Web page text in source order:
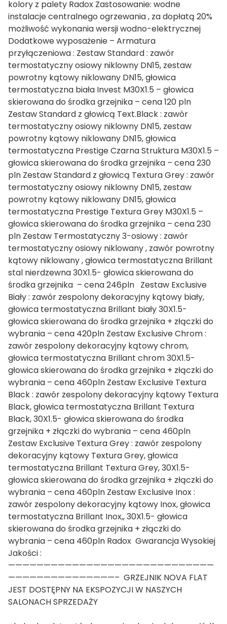
kolory z palety Radox Zastosowanie: wodne
instalacje centralnego ogrzewania , za dopłatą 20%
możliwość wykonania wersji wodno-elektrycznej
Dodatkowe wyposażenie – Armatura
przyłączeniowa : Zestaw Standard : zawór
termostatyczny osiowy niklowny DN15, zestaw
powrotny kątowy niklowany DN15, głowica
termostatyczna biała Invest M30X1.5 – głowica
skierowana do środka grzejnika – cena 120 pln
Zestaw Standard z głowicą Text.Black : zawór
termostatyczny osiowy niklowny DN15, zestaw
powrotny kątowy niklowany DN15, głowica
termostatyczna Prestige Czarna Struktura M30X1.5 –
głowica skierowana do środka grzejnika – cena 230
pln Zestaw Standard z głowicą Textura Grey : zawór
termostatyczny osiowy niklowny DN15, zestaw
powrotny kątowy niklowany DN15, głowica
termostatyczna Prestige Textura Grey M30X1.5 –
głowica skierowana do środka grzejnika – cena 230
pln Zestaw Termostatyczny 3-osiowy : zawór
termostatyczny osiowy niklowany , zawór powrotny
kątowy niklowany , głowica termostatyczna Brillant
stal nierdzewna 30X1.5- głowica skierowana do
środka grzejnika – cena 246pln Zestaw Exclusive
Biały : zawór zespolony dekoracyjny kątowy biały,
głowica termostatyczna Brillant biały 30X1.5-
głowica skierowana do środka grzejnika + złączki do
wybrania – cena 420pln Zestaw Exclusive Chrom :
zawór zespolony dekoracyjny kątowy chrom,
głowica termostatyczna Brillant chrom 30X1.5-
głowica skierowana do środka grzejnika + złączki do
wybrania – cena 460pln Zestaw Exclusive Textura
Black : zawór zespolony dekoracyjny kątowy Textura
Black, głowica termostatyczna Brillant Textura
Black, 30X1.5- głowica skierowana do środka
grzejnika + złączki do wybrania – cena 460pln
Zestaw Exclusive Textura Grey : zawór zespolony
dekoracyjny kątowy Textura Grey, głowica
termostatyczna Brillant Textura Grey, 30X1.5-
głowica skierowana do środka grzejnika + złączki do
wybrania – cena 460pln Zestaw Exclusive Inox :
zawór zespolony dekoracyjny kątowy Inox, głowica
termostatyczna Brillant Inox,, 30X1.5- głowica
skierowana do środka grzejnika + złączki do
wybrania – cena 460pln Radox Gwarancja Wysokiej
Jakości :
—————————————————————————————
———————————————– GRZEJNIK NOVA FLAT
JEST DOSTĘPNY NA EKSPOZYCJI W NASZYCH
SALONACH SPRZEDAŻY